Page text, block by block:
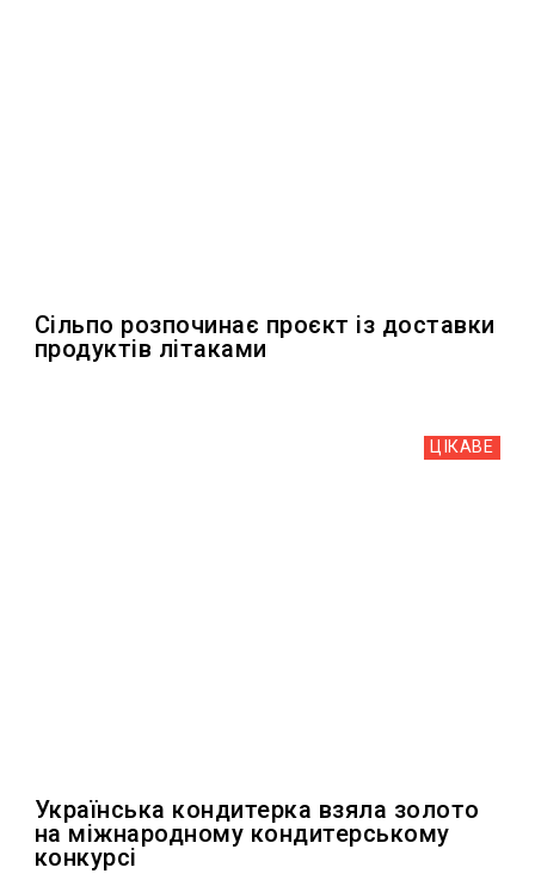
Сільпо розпочинає проєкт із доставки
продуктів літаками
ЦІКАВЕ
Українська кондитерка взяла золото
на міжнародному кондитерському
конкурсі